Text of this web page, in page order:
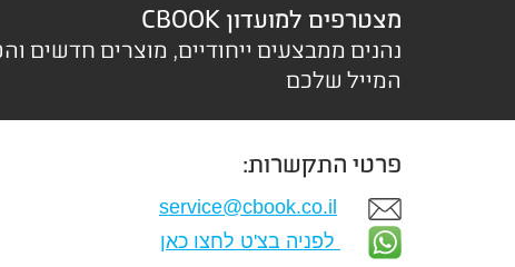
מצטרפים למועדון CBOOK
נהנים ממבצעים ייחודיים, מוצרים חדשים
המייל שלכם
פרטי התקשרות:
service@cbook.co.il
לפניה בצ'ט לחצו כאן